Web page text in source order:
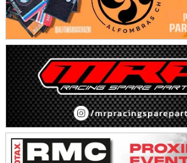
Victoria (Entre Ríos)
PATAGONICO - F6
Moto Club Reginense (Tierra)
Gral. E. Godoy (Río Negro)
CSK - F7
Juventud Unida (Tierra)
Humboldt (Santa Fe)
NORESTE SANTAFESINO - F6
Ciudad de Avellaneda (Asfalto)
Avellaneda (Santa Fe)